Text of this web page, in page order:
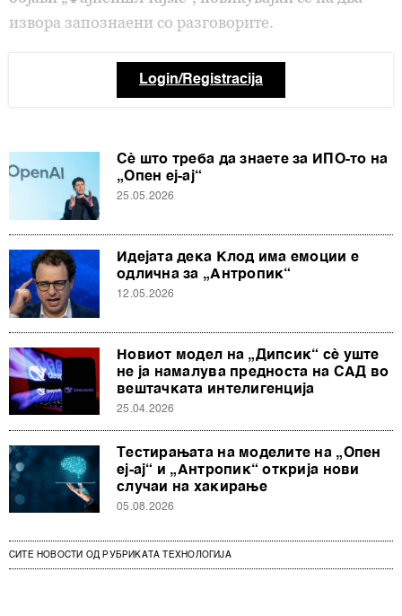
извора запознаени со разговорите.
Login/Registracija
Сè што треба да знаете за ИПО-то на
„Опен еј-ај“
25.05.2026
Идејата дека Клод има емоции е
одлична за „Антропик“
12.05.2026
Новиот модел на „Дипсик“ сè уште
не ја намалува предноста на САД во
вештачката интелигенција
25.04.2026
Тестирањата на моделите на „Опен
еј-ај“ и „Антропик“ открија нови
случаи на хакирање
05.08.2026
СИТЕ НОВОСТИ ОД РУБРИКАТА ТЕХНОЛОГИЈА